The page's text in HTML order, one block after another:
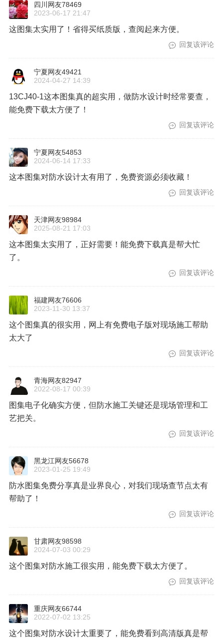
四川网友78469
2023-06-17 21:47
这图集太实用了！省得买纸质版，查阅起来方便。
回复该评论
宁夏网友49421
2024-04-27 14:39
13CJ40-1这本图集真的超实用，做防水设计时经常要查，
能免费下载太方便了！
回复该评论
宁夏网友54853
2024-06-14 17:33
这本图集对防水设计太有用了，免费资源必须收藏！
回复该评论
天津网友98984
2025-08-21 17:03
这本图集太实用了，正好需要！能免费下载真是帮大忙
了。
回复该评论
福建网友76606
2023-11-30 13:37
这个图集真的很实用，网上有免费电子版对现场施工帮助
太大了
回复该评论
青海网友82947
2022-08-17 00:39
图集电子化确实方便，但防水施工关键还是现场管理和工
艺把关。
回复该评论
黑龙江网友56678
2023-01-25 19:49
防水图集免费分享真是业界良心，对我们现场查节点太有
帮助了！
回复该评论
甘肃网友98598
2024-07-03 00:29
这个图集对防水施工很实用，能免费下载太方便了。
回复该评论
重庆网友66744
2022-07-02 13:25
这个图集对防水设计太重要了，能免费看到高清版真是帮